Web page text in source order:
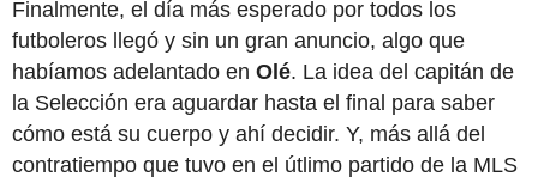
Finalmente, el día más esperado por todos los
futboleros llegó y sin un gran anuncio, algo que
habíamos adelantado en Olé. La idea del capitán de
la Selección era aguardar hasta el final para saber
cómo está su cuerpo y ahí decidir. Y, más allá del
contratiempo que tuvo en el útlimo partido de la MLS